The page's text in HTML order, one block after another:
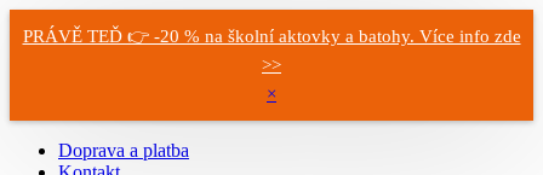
PRÁVĚ TEĎ 👉 -20 % na školní aktovky a batohy. Více info zde
>>
×
Doprava a platba